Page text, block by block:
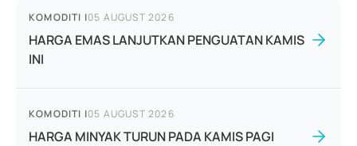
KOMODITI |05 AUGUST 2026
HARGA EMAS LANJUTKAN PENGUATAN KAMIS
INI
KOMODITI |05 AUGUST 2026
HARGA MINYAK TURUN PADA KAMIS PAGI